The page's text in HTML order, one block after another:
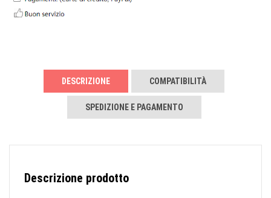
DESCRIZIONE COMPATIBILITÀ
SPEDIZIONE E PAGAMENTO
Descrizione prodotto